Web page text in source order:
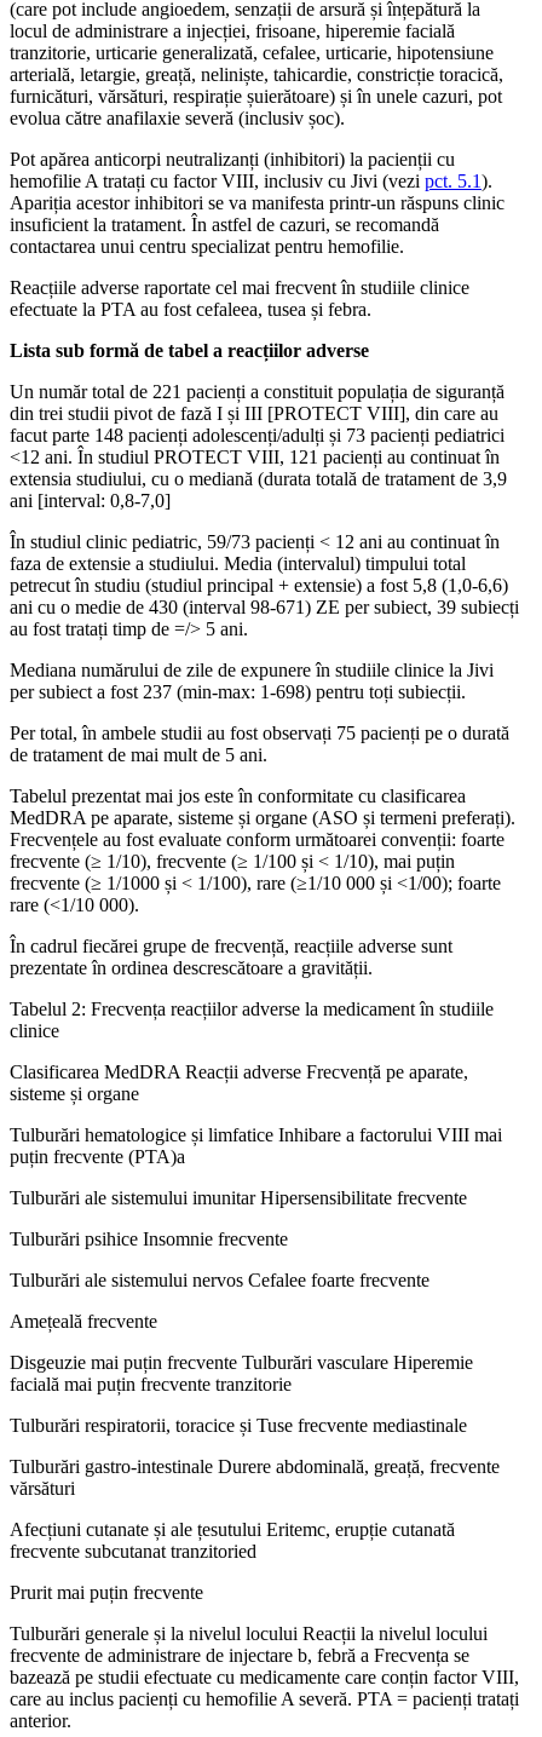
(care pot include angioedem, senzații de arsură și înțepătură la
locul de administrare a injecției, frisoane, hiperemie facială
tranzitorie, urticarie generalizată, cefalee, urticarie, hipotensiune
arterială, letargie, greață, neliniște, tahicardie, constricție toracică,
furnicături, vărsături, respirație șuierătoare) și în unele cazuri, pot
evolua către anafilaxie severă (inclusiv șoc).
Pot apărea anticorpi neutralizanți (inhibitori) la pacienții cu
hemofilie A tratați cu factor VIII, inclusiv cu Jivi (vezi pct. 5.1).
Apariția acestor inhibitori se va manifesta printr-un răspuns clinic
insuficient la tratament. În astfel de cazuri, se recomandă
contactarea unui centru specializat pentru hemofilie.
Reacțiile adverse raportate cel mai frecvent în studiile clinice
efectuate la PTA au fost cefaleea, tusea și febra.
Lista sub formă de tabel a reacțiilor adverse
Un număr total de 221 pacienți a constituit populația de siguranță
din trei studii pivot de fază I și III [PROTECT VIII], din care au
facut parte 148 pacienți adolescenți/adulți și 73 pacienți pediatrici
<12 ani. În studiul PROTECT VIII, 121 pacienți au continuat în
extensia studiului, cu o mediană (durata totală de tratament de 3,9
ani [interval: 0,8-7,0]
În studiul clinic pediatric, 59/73 pacienți < 12 ani au continuat în
faza de extensie a studiului. Media (intervalul) timpului total
petrecut în studiu (studiul principal + extensie) a fost 5,8 (1,0-6,6)
ani cu o medie de 430 (interval 98-671) ZE per subiect, 39 subiecți
au fost tratați timp de =/> 5 ani.
Mediana numărului de zile de expunere în studiile clinice la Jivi
per subiect a fost 237 (min-max: 1-698) pentru toți subiecții.
Per total, în ambele studii au fost observați 75 pacienți pe o durată
de tratament de mai mult de 5 ani.
Tabelul prezentat mai jos este în conformitate cu clasificarea
MedDRA pe aparate, sisteme și organe (ASO și termeni preferați).
Frecvențele au fost evaluate conform următoarei convenții: foarte
frecvente (≥ 1/10), frecvente (≥ 1/100 și < 1/10), mai puțin
frecvente (≥ 1/1000 și < 1/100), rare (≥1/10 000 și <1/00); foarte
rare (<1/10 000).
În cadrul fiecărei grupe de frecvență, reacțiile adverse sunt
prezentate în ordinea descrescătoare a gravității.
Tabelul 2: Frecvența reacțiilor adverse la medicament în studiile
clinice
Clasificarea MedDRA Reacții adverse Frecvență pe aparate,
sisteme și organe
Tulburări hematologice și limfatice Inhibare a factorului VIII mai
puțin frecvente (PTA)a
Tulburări ale sistemului imunitar Hipersensibilitate frecvente
Tulburări psihice Insomnie frecvente
Tulburări ale sistemului nervos Cefalee foarte frecvente
Amețeală frecvente
Disgeuzie mai puțin frecvente Tulburări vasculare Hiperemie
facială mai puțin frecvente tranzitorie
Tulburări respiratorii, toracice și Tuse frecvente mediastinale
Tulburări gastro-intestinale Durere abdominală, greață, frecvente
vărsături
Afecțiuni cutanate și ale țesutului Eritemc, erupție cutanată
frecvente subcutanat tranzitoried
Prurit mai puțin frecvente
Tulburări generale și la nivelul locului Reacții la nivelul locului
frecvente de administrare de injectare b, febră a Frecvența se
bazează pe studii efectuate cu medicamente care conțin factor VIII,
care au inclus pacienți cu hemofilie A severă. PTA = pacienți tratați
anterior.